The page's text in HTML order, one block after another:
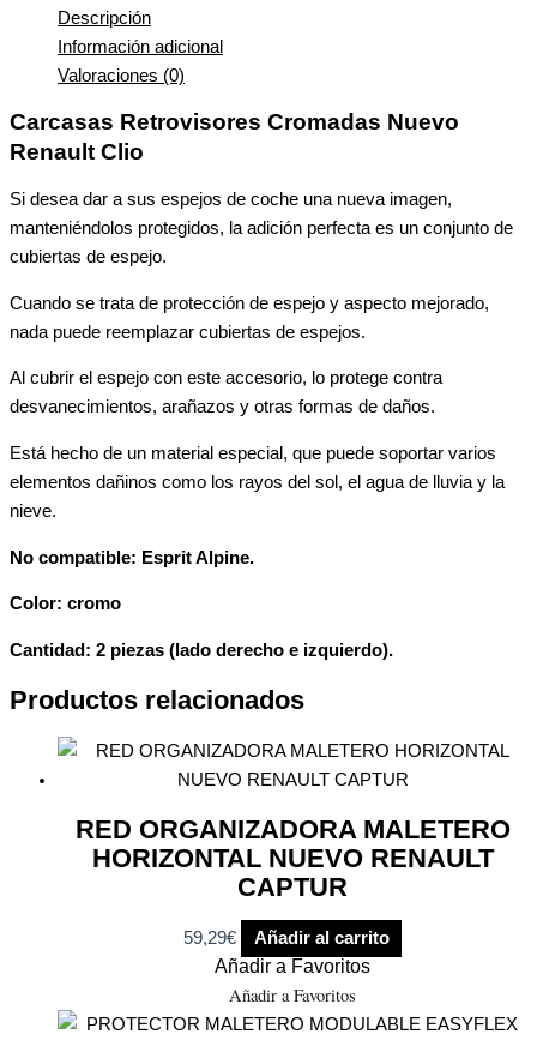
Descripción
Información adicional
Valoraciones (0)
Carcasas Retrovisores Cromadas Nuevo
Renault Clio
Si desea dar a sus espejos de coche una nueva imagen,
manteniéndolos protegidos, la adición perfecta es un conjunto de
cubiertas de espejo.
Cuando se trata de protección de espejo y aspecto mejorado,
nada puede reemplazar cubiertas de espejos.
Al cubrir el espejo con este accesorio, lo protege contra
desvanecimientos, arañazos y otras formas de daños.
Está hecho de un material especial, que puede soportar varios
elementos dañinos como los rayos del sol, el agua de lluvia y la
nieve.
No compatible: Esprit Alpine.
Color: cromo
Cantidad: 2 piezas (lado derecho e izquierdo).
Productos relacionados
RED ORGANIZADORA MALETERO
HORIZONTAL NUEVO RENAULT
CAPTUR
59,29€ Añadir al carrito
Añadir a Favoritos
Añadir a Favoritos